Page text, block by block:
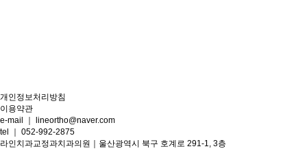
개인정보처리방침
이용약관
e-mail ｜ lineortho@naver.com
tel
｜ 052-992-2875
라인치과교정과치과의원｜울산광역시 북구 호계로 291-1, 3층